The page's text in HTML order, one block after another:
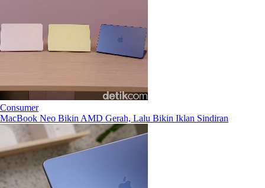
Consumer
MacBook Neo Bikin AMD Gerah, Lalu Bikin Iklan Sindiran